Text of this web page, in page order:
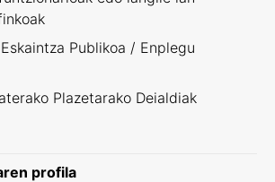
Publikoa / Enplegu
Plazetarako Deialdiak
profila